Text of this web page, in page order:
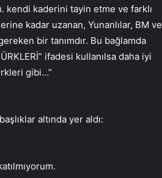
kendi kaderini tayin etme ve farklı
kadar uzanan, Yunanlılar, BM ve
bir tanımdır. Bu bağlamda
ifadesi kullanılsa daha iyi
gibi…”
altında yer aldı: